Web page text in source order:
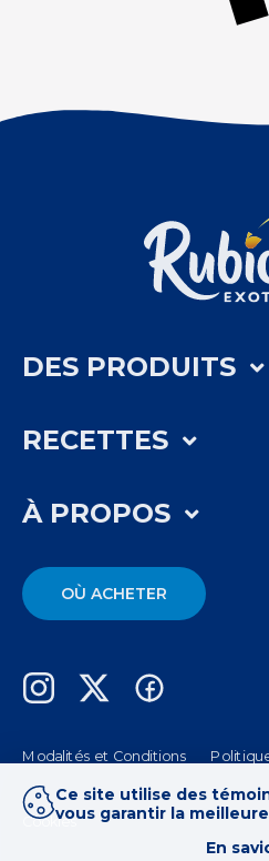
DES PRODUITS
RECETTES
À PROPOS
OÙ ACHETER
Modalités et Conditions
Cookies
Ce site utilise des
vous garantir la
En